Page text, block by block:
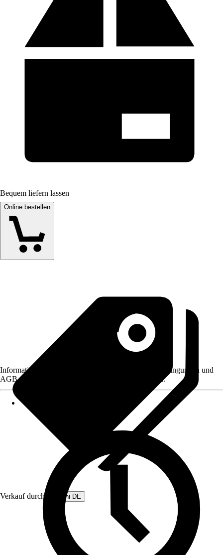
Bequem liefern lassen
Online bestellen
Verkauf durch: Beliani DE
Informationen des Verkäufers, wie z. B. Rückgabebedingungen und
AGB, finden Sie bei Klick auf den Verkäufernamen.